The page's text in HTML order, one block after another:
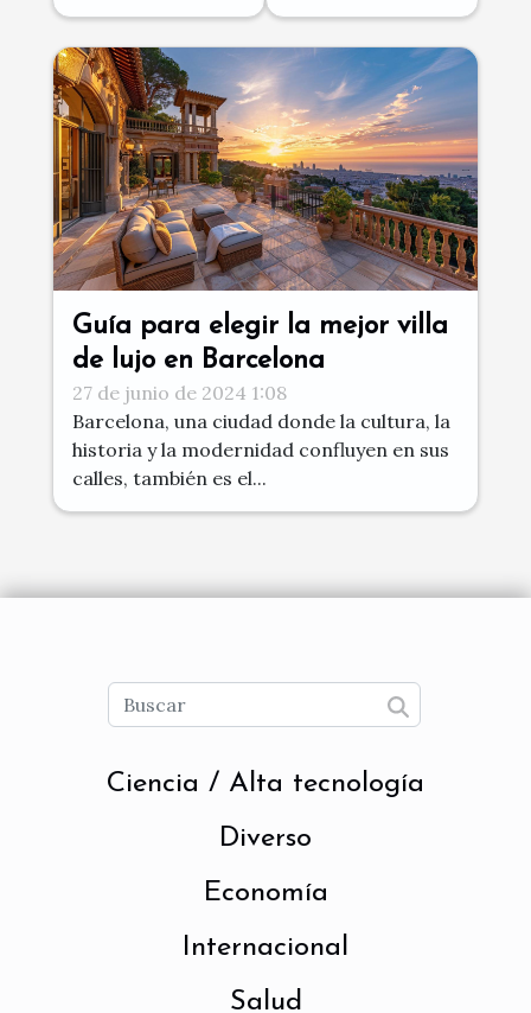
Guía para elegir la mejor villa
de lujo en Barcelona
27 de junio de 2024 1:08
Barcelona, una ciudad donde la cultura, la
historia y la modernidad confluyen en sus
calles, también es el...
Ciencia / Alta tecnología
Diverso
Economía
Internacional
Salud